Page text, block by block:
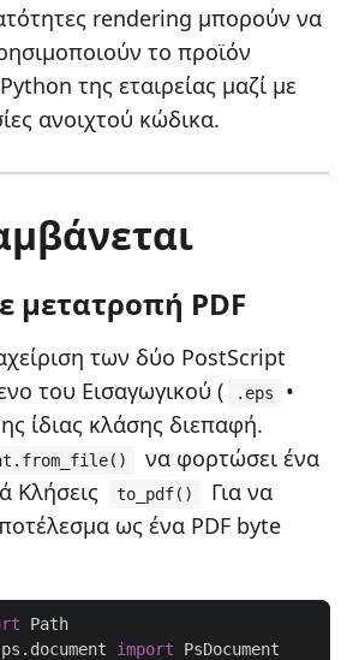
rendering μπορούν να
το προϊόν
της εταιρείας μαζί με
ανοιχτού κώδικα.
μετατροπή PDF
των δύο PostScript
του Εισαγωγικού ( .eps
•
ίδιας κλάσης διεπαφή.
να φορτώσει ένα
Κλήσεις
to_pdf()
Για να
ως ένα PDF byte
import